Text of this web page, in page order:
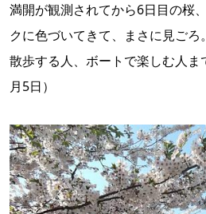
満開が観測されてから6日目の桜
クに色づいてきて、まさに見ご
散歩する人、ボートで楽しむ人
月5日）